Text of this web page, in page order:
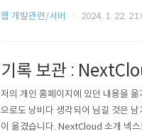
치 가능한 앱 목록 중 필요한 앱과 서
웹 개발관련/서버 2024. 1. 22.
기록 보관 :
저의 개인 홈페이지에 있던 내용을
으로도 낭비다 생각되어 님길 것은
이 옮겼습니다. NextCloud 소개 넥스